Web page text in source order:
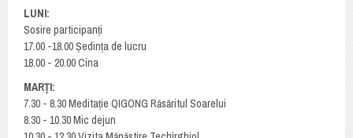
LUNI:
Sosire participanți
17.00 -18.00 Ședința de lucru
18.00 - 20.00 Cina
MARȚI:
7.30 - 8.30 Meditație QIGONG Răsăritul Soarelui
8.30 - 10.30 Mic dejun